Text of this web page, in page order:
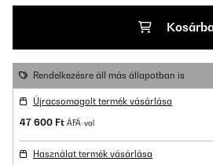
Rendelkezésre áll más állapotban is
Újracsomagolt termék vásárlása
47 600 Ft ÁFÁ-val
Használat termék vásárlása